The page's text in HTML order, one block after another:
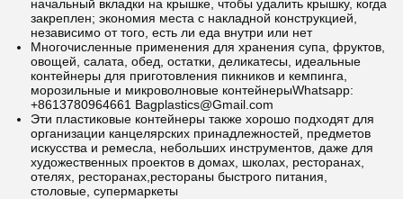
начальный вкладки на крышке, чтобы удалить крышку, когда
закреплен; экономия места с накладной конструкцией,
независимо от того, есть ли еда внутри или нет
Многочисленные применения для хранения супа, фруктов,
овощей, салата, обед, остатки, деликатесы, идеальные
контейнеры для приготовления пикников и кемпинга,
морозильные и микроволновые контейнерыWhatsapp:
+8613780964661 Bagplastics@Gmail.com
Эти пластиковые контейнеры также хорошо подходят для
организации канцелярских принадлежностей, предметов
искусства и ремесла, небольших инструментов, даже для
художественных проектов в домах, школах, ресторанах,
отелях, ресторанах,рестораны быстрого питания,
столовые, супермаркеты